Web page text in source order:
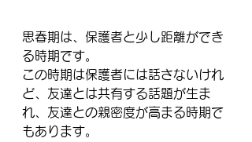
思春期は、保護者と少し距離ができ
る時期です。
この時期は保護者には話さないけれ
ど、友達とは共有する話題が生ま
れ、友達との親密度が高まる時期で
もあります。